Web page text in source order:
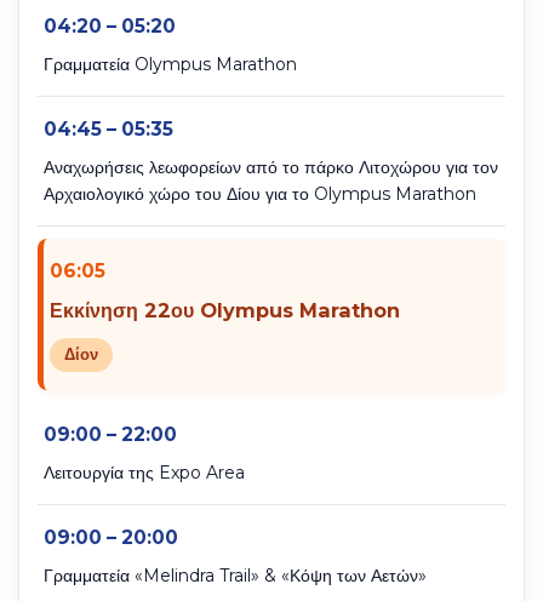
04:20 – 05:20
Γραμματεία Olympus Marathon
04:45 – 05:35
Αναχωρήσεις λεωφορείων από το πάρκο Λιτοχώρου για τον
Αρχαιολογικό χώρο του Δίου για το Olympus Marathon
06:05
Εκκίνηση 22ου Olympus Marathon
Δίον
09:00 – 22:00
Λειτουργία της Expo Area
09:00 – 20:00
Γραμματεία «Melindra Trail» & «Κόψη των Αετών»